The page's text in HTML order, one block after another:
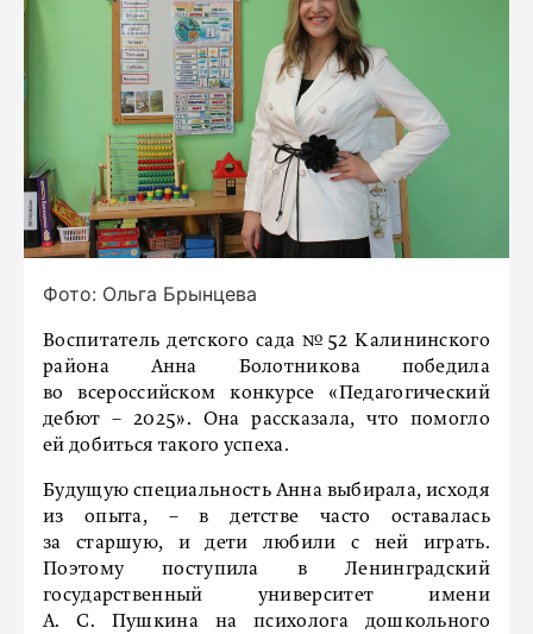
Фото: Ольга Брынцева
Воспитатель детского сада №52 Калининского
района Анна Болотникова победила
во всероссийском конкурсе «Педагогический
дебют – 2025». Она рассказала, что помогло
ей добиться такого успеха.
Будущую специальность Анна выбирала, исходя
из опыта, – в детстве часто оставалась
за старшую, и дети любили с ней играть.
Поэтому поступила в Ленинградский
государственный университет имени
А. С. Пушкина на психолога дошкольного